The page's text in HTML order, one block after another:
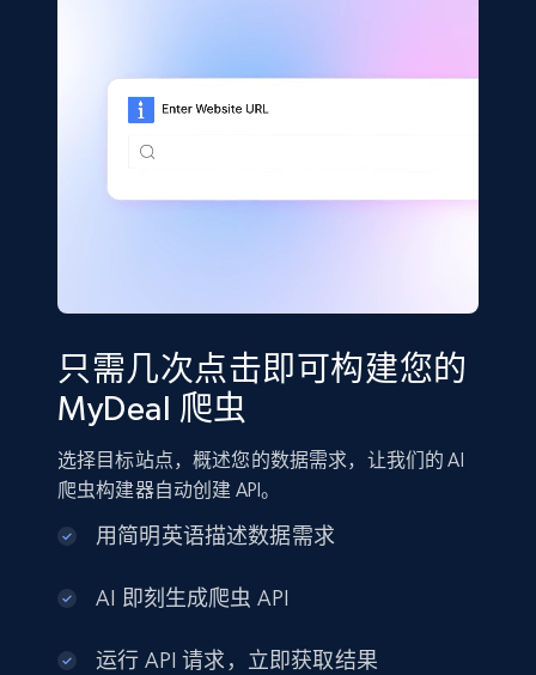
只需几次点击即可构建您的
MyDeal 爬虫
选择目标站点，概述您的数据需求，让我们的 AI
爬虫构建器自动创建 API。
用简明英语描述数据需求
AI 即刻生成爬虫 API
运行 API 请求，立即获取结果